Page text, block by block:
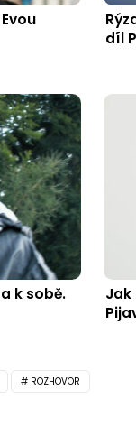
díl
k sobě.
Jak
ROZHOVOR